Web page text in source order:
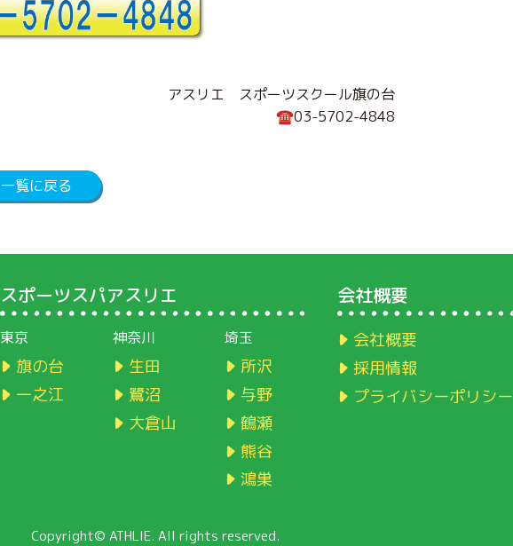
アスリエ スポーツスクール旗の台
☎03-5702-4848
一覧に戻る
スポーツスパアスリエ
東京
旗の台
一之江
神奈川
生田
鷺沼
大倉山
埼玉
所沢
与野
鶴瀬
熊谷
鴻巣
会社概要
会社概要
採用情報
プライバシーポリシー
Copyright© ATHLIE. All rights reserved.